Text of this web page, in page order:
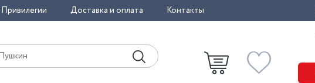
Привилегии Доставка и оплата Контакты